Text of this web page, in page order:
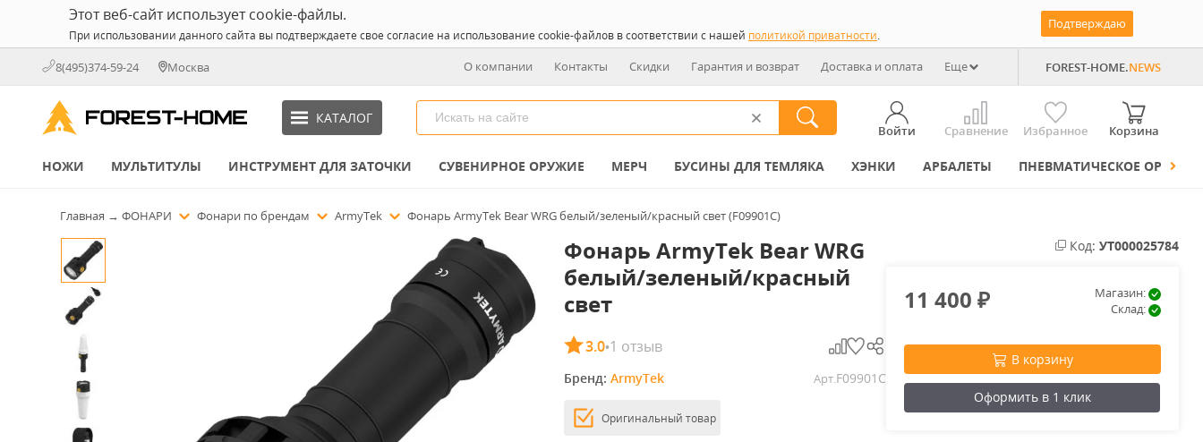
Этот веб-сайт использует cookie-файлы.
При использовании данного сайта вы подтверждаете свое согласие на использование cookie-файлов в соответствии с нашей политикой приватности.
Подтверждаю
8(495)374-59-24 Москва О компании Контакты Скидки Гарантия и возврат Доставка и оплата Еще FOREST-HOME.NEWS
КАТАЛОГ
Войти Сравнение Избранное Корзина
НОЖИ МУЛЬТИТУЛЫ ИНСТРУМЕНТ ДЛЯ ЗАТОЧКИ СУВЕНИРНОЕ ОРУЖИЕ МЕРЧ БУСИНЫ ДЛЯ ТЕМЛЯКА ХЭНКИ АРБАЛЕТЫ ПНЕВМАТИЧЕСКОЕ ОРУЖИЕ
Главная → ФОНАРИ Фонари по брендам ArmyTek Фонарь ArmyTek Bear WRG белый/зеленый/красный свет (F09901C)
Фонарь ArmyTek Bear WRG
белый/зеленый/красный
свет
3.0•1 отзыв
Бренд: ArmyTek Арт.F09901C
Оригинальный товар
Код: УТ000025784
11 400₽
Магазин:
Склад:
В корзину
Оформить в 1 клик